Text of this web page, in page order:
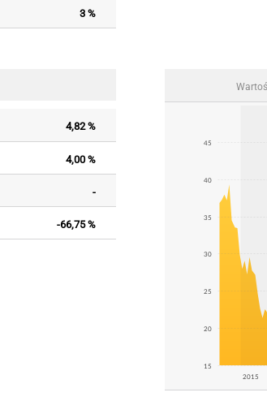
3 %
4,82 %
4,00 %
-
-66,75 %
2015
15
20
25
30
35
40
45